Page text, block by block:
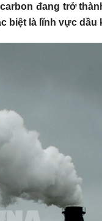
đang trở
biệt là lĩnh vực dầu